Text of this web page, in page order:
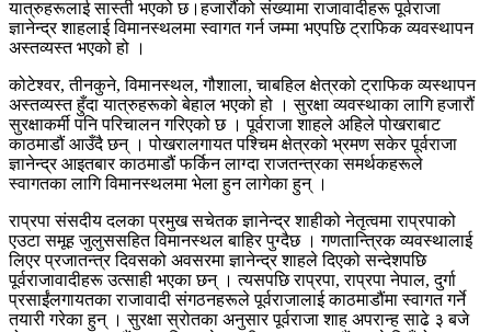
यात्रुहरूलाई सास्ती भएको छ।हजारौंको संख्यामा राजावादीहरू पूर्वराजा
ज्ञानेन्द्र शाहलाई विमानस्थलमा स्वागत गर्न जम्मा भएपछि ट्राफिक व्यवस्थापन
अस्तव्यस्त भएको हो ।
कोटेश्वर, तीनकुने, विमानस्थल, गौशाला, चाबहिल क्षेत्रको ट्राफिक व्यस्थापन
अस्तव्यस्त हुँदा यात्रुहरूको बेहाल भएको हो । सुरक्षा व्यवस्थाका लागि हजारौं
सुरक्षाकर्मी पनि परिचालन गरिएको छ । पूर्वराजा शाहले अहिले पोखराबाट
काठमाडौं आउँदै छन् । पोखरालगायत पश्चिम क्षेत्रको भ्रमण सकेर पूर्वराजा
ज्ञानेन्द्र आइतबार काठमाडौं फर्किन लाग्दा राजतन्त्रका समर्थकहरूले
स्वागतका लागि विमानस्थलमा भेला हुन लागेका हुन् ।
राप्रपा संसदीय दलका प्रमुख सचेतक ज्ञानेन्द्र शाहीको नेतृत्वमा राप्रपाको
एउटा समूह जुलुससहित विमानस्थल बाहिर पुग्दैछ । गणतान्त्रिक व्यवस्थालाई
लिएर प्रजातन्त्र दिवसको अवसरमा ज्ञानेन्द्र शाहले दिएको सन्देशपछि
पूर्वराजावादीहरू उत्साही भएका छन् । त्यसपछि राप्रपा, राप्रपा नेपाल, दुर्गा
प्रसाईंलगायतका राजावादी संगठनहरूले पूर्वराजालाई काठमाडौंमा स्वागत गर्ने
तयारी गरेका हुन् । सुरक्षा स्रोतका अनुसार पूर्वराजा शाह अपरान्ह साढे ३ बजे